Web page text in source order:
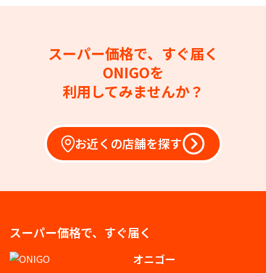
スーパー価格で、すぐ届く
ONIGOを
利用してみませんか？
お近くの店舗を探す
スーパー価格で、すぐ届く
オニゴー